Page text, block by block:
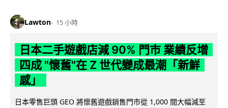
Lawton 15 小時
日本二手遊戲店減 90% 門市 業績反增
四成 "懷舊"在 Z 世代變成最潮「新鮮
感」
日本零售巨頭 GEO 將懷舊遊戲銷售門市從 1,000 間大幅減至